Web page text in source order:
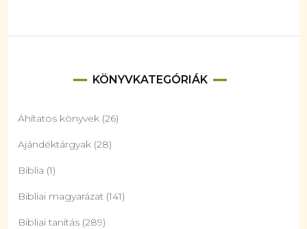
KÖNYVKATEGÓRIÁK
Áhítatos könyvek (26)
Ajándéktárgyak (28)
Biblia (1)
Bibliai magyarázat (141)
Bibliai tanítás (289)